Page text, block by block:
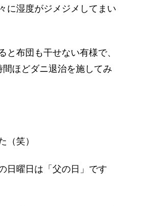
に湿度がジメジメしてまい
布団も干せない有様で、
ほどダニ退治を施してみ
（笑）
日曜日は「父の日」です